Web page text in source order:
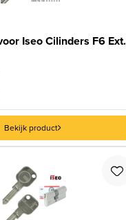
Iseo Cilinders F6
Bekijk product